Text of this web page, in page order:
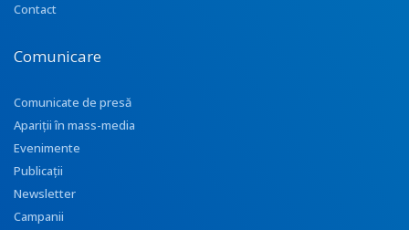
Contact
Comunicare
Comunicate de presă
Apariţii în mass-media
Evenimente
Publicații
Newsletter
Campanii